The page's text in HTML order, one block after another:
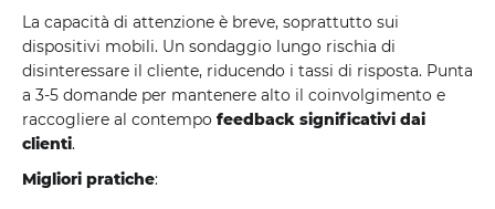
La capacità di attenzione è breve, soprattutto sui
dispositivi mobili. Un sondaggio lungo rischia di
disinteressare il cliente, riducendo i tassi di risposta. Punta
a 3-5 domande per mantenere alto il coinvolgimento e
raccogliere al contempo feedback significativi dai
clienti.
Migliori pratiche: